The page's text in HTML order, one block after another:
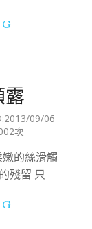
露
2013/09/06
次
的絲滑觸
殘留 只